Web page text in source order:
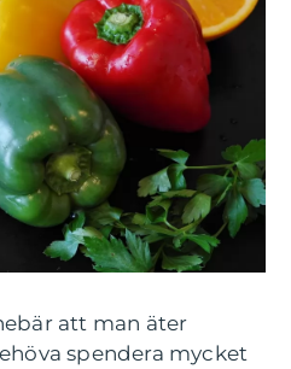
att man äter
spendera mycket